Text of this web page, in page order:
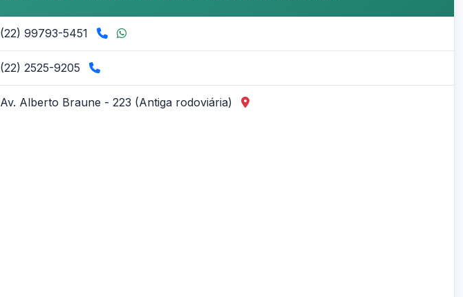
(22) 99793-5451
(22) 2525-9205
Av. Alberto Braune - 223 (Antiga rodoviária)